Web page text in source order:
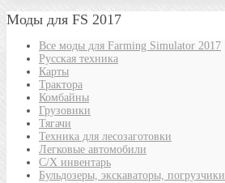
Моды для FS 2017
Все моды для Farming Simulator 2017
Русская техника
Карты
Трактора
Комбайны
Грузовики
Тягачи
Техника для лесозаготовки
Легковые автомобили
С/Х инвентарь
Бульдозеры, экскаваторы, погрузчики